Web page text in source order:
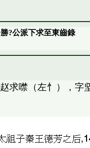
?公派下求至東齒錄
求噤（左忄），